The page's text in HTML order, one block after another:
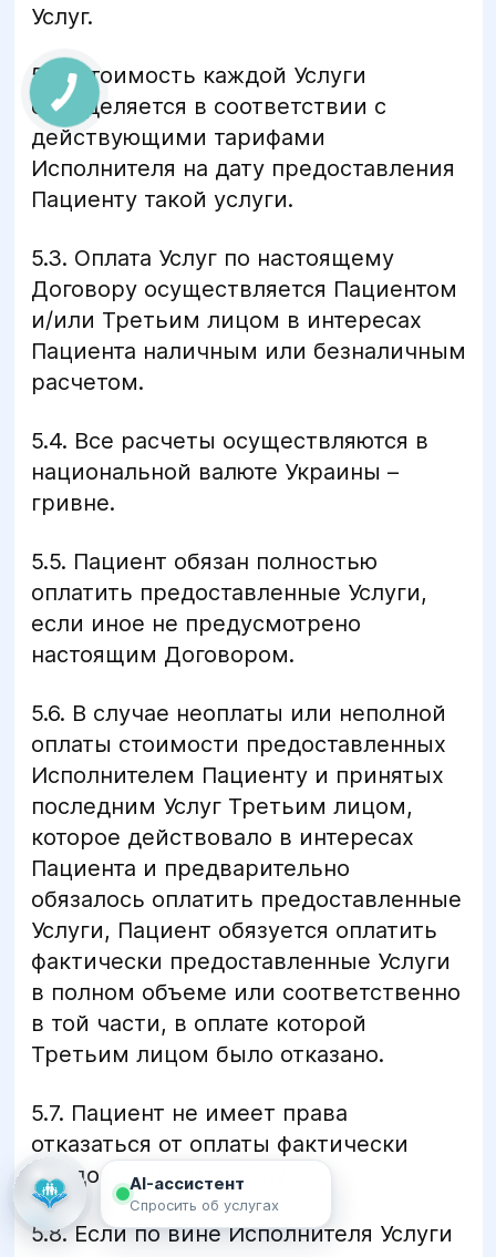
Услуг.
5.2. Стоимость каждой Услуги
определяется в соответствии с
действующими тарифами
Исполнителя на дату предоставления
Пациенту такой услуги.
5.3. Оплата Услуг по настоящему
Договору осуществляется Пациентом
и/или Третьим лицом в интересах
Пациента наличным или безналичным
расчетом.
5.4. Все расчеты осуществляются в
национальной валюте Украины –
гривне.
5.5. Пациент обязан полностью
оплатить предоставленные Услуги,
если иное не предусмотрено
настоящим Договором.
5.6. В случае неоплаты или неполной
оплаты стоимости предоставленных
Исполнителем Пациенту и принятых
последним Услуг Третьим лицом,
которое действовало в интересах
Пациента и предварительно
обязалось оплатить предоставленные
Услуги, Пациент обязуется оплатить
фактически предоставленные Услуги
в полном объеме или соответственно
в той части, в оплате которой
Третьим лицом было отказано.
5.7. Пациент не имеет права
отказаться от оплаты фактически
предоставленных Услуг.
5.8. Если по вине Исполнителя Услуги
AI-ассистент
Спросить об услугах